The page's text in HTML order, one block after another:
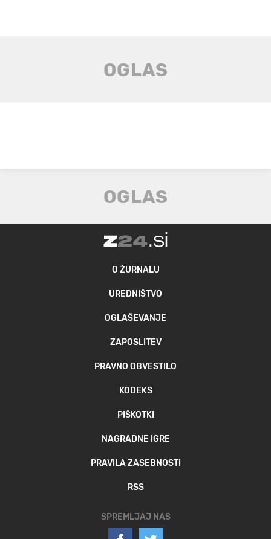
O ŽURNALU
UREDNIŠTVO
OGLAŠEVANJE
ZAPOSLITEV
PRAVNO OBVESTILO
KODEKS
PIŠKOTKI
NAGRADNE IGRE
PRAVILA ZASEBNOSTI
RSS
SPREMLJAJ NAS